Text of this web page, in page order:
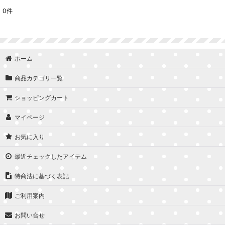
0件
ホーム
商品カテゴリ一覧
ショッピングカート
マイページ
お気に入り
最近チェックしたアイテム
特商法に基づく表記
ご利用案内
お問い合せ